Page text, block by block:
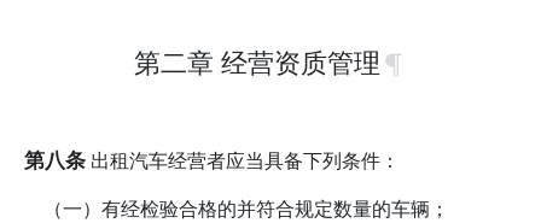
第二章 经营资质管理
第八条 出租汽车经营者应当具备下列条件：
（一）有经检验合格的并符合规定数量的车辆；